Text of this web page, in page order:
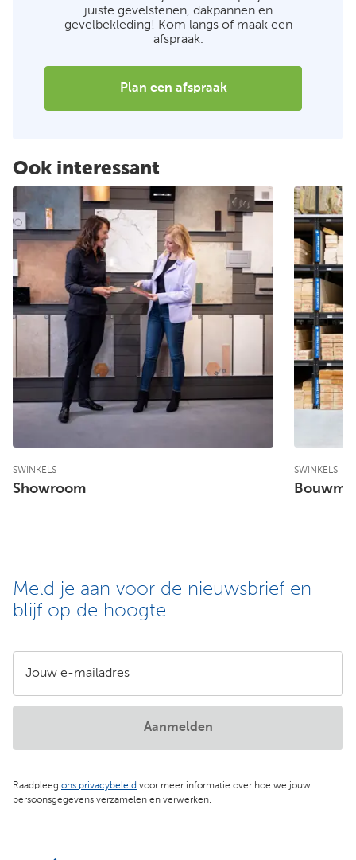
juiste gevelstenen, dakpannen en
gevelbekleding! Kom langs of maak een
afspraak.
Plan een afspraak
Ook interessant
SWINKELS
Showroom
SWINKELS
Meld je aan voor de nieuwsbrief en
blijf op de hoogte
Jouw e-mailadres
Raadpleeg ons privacybeleid voor meer informatie over hoe we jouw
persoonsgegevens verzamelen en verwerken.
Aanmelden